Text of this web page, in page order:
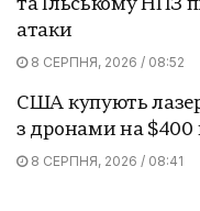
та Ільському НПЗ
атаки
8 СЕРПНЯ, 2026 / 08:52
США купують
з дронами на $400
8 СЕРПНЯ, 2026 / 08:41